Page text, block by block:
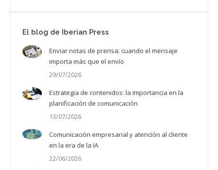
El blog de Iberian Press
Enviar notas de prensa: cuando el mensaje
importa más que el envío
29/07/2026
Estrategia de contenidos: la importancia en la
planificación de comunicación
13/07/2026
Comunicación empresarial y atención al cliente
en la era de la IA
22/06/2026